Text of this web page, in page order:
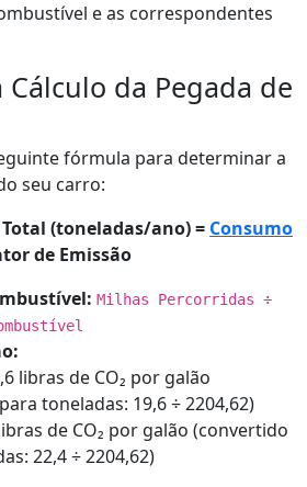
e as correspondentes
da Pegada de
fórmula para determinar a
seu carro:
(toneladas/ano) = Consumo
de Emissão
Milhas Percorridas ÷
libras de CO₂ por galão
toneladas: 19,6 ÷ 2204,62)
de CO₂ por galão (convertido
22,4 ÷ 2204,62)